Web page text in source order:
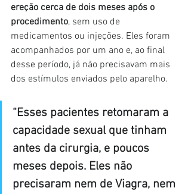
ereção cerca de dois meses após o
procedimento, sem uso de
medicamentos ou injeções. Eles foram
acompanhados por um ano e, ao final
desse período, já não precisavam mais
dos estímulos enviados pelo aparelho.
“Esses pacientes retomaram a
capacidade sexual que tinham
antes da cirurgia, e poucos
meses depois. Eles não
precisaram nem de Viagra, nem